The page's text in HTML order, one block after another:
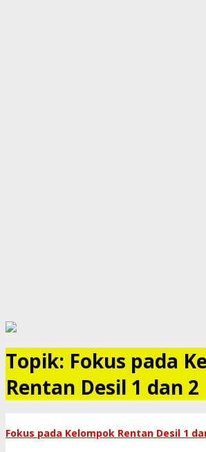
Topik: ​Fokus pada
Rentan Desil 1 dan 2
​Fokus pada Kelompok Rentan Desil 1